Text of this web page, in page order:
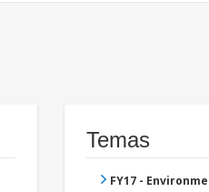
Temas
FY17 -